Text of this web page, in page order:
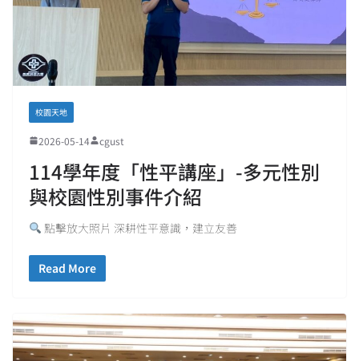
校園天地
2026-05-14 cgust
114學年度「性平講座」-多元性別
與校園性別事件介紹
點擊放大照片 深耕性平意識，建立友善
Read More